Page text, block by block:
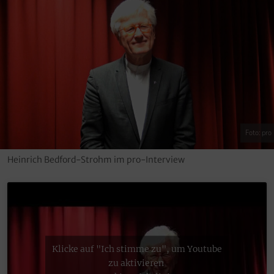
Foto: pro
Heinrich Bedford-Strohm im pro-Interview
Klicke auf "Ich stimme zu", um Youtube
zu aktivieren